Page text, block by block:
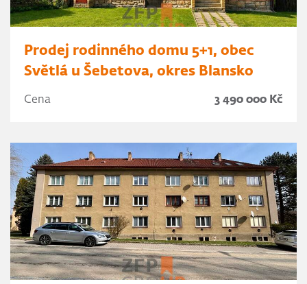
Prodej rodinného domu 5+1, obec
Světlá u Šebetova, okres Blansko
Cena 3 490 000 Kč